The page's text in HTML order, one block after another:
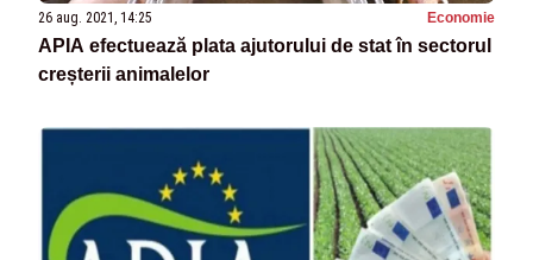
26 aug. 2021, 14:25 Economie
APIA efectuează plata ajutorului de stat în sectorul
creșterii animalelor